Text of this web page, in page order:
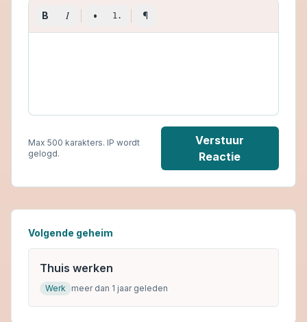
B I • 1. ¶
Max 500 karakters. IP wordt
gelogd.
Verstuur
Reactie
Volgende geheim
Thuis werken
Werk meer dan 1 jaar geleden